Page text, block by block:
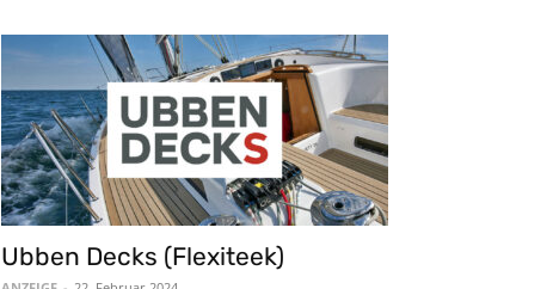
Ubben Decks (Flexiteek)